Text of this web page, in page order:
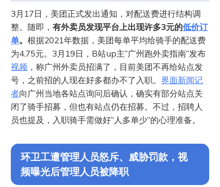
3月17日，美团正式发出通知，对配送费进行结构调
整。随即，有外卖员发现平台上出现许多3元的低价订
单。根据2021年数据，美团每单平均给骑手的配送费
为4.75元。3月19日，B站up主“广州跑外卖指南”发布
视频 ，称广州外卖员招满了，目前美团不再给站点发
号，之前招的人现在好多都办不了入职。界面新闻记
者向广州当地各站点询问后确认，确实有部分站点关
闭了骑手招募，但也有站点仍在招募。不过，招聘人
员也提及，入职骑手需做好“人多单少”的心理准备。
环卫工遭管理人员怒斥、威胁罚款，视
频曝光后管理人员被降职